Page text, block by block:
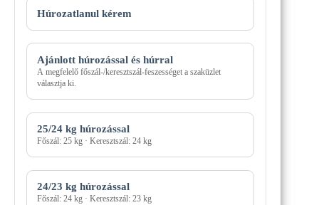
módHúrozatlanul kérem
Ajánlott húrozással és húrral
A megfelelő főszál-/keresztszál-feszességet a szaküzlet
választja ki.
25/24 kg húrozással
Főszál: 25 kg · Keresztszál: 24 kg
24/23 kg húrozással
Főszál: 24 kg · Keresztszál: 23 kg